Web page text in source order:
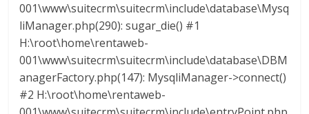
001\www\suitecrm\suitecrm\include\database\Mysq
liManager.php(290): sugar_die() #1
H:\root\home\rentaweb-
001\www\suitecrm\suitecrm\include\database\DBM
anagerFactory.php(147): MysqliManager->connect()
#2 H:\root\home\rentaweb-